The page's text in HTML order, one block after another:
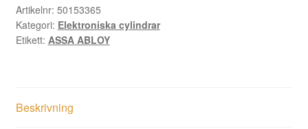
krom
mängd
Artikelnr: 50153365
Kategori: Elektroniska cylindrar
Etikett: ASSA ABLOY
Beskrivning